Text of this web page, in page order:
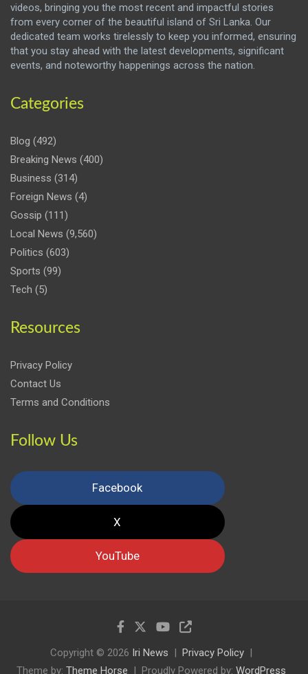
videos, bringing you the most recent and impactful stories
from every corner of the beautiful island of Sri Lanka. Our
dedicated team works tirelessly to keep you informed, ensuring
that you stay ahead with the latest developments, significant
events, and noteworthy happenings across the nation.
Categories
Blog (492)
Breaking News (400)
Business (314)
Foreign News (4)
Gossip (111)
Local News (9,560)
Politics (603)
Sports (99)
Tech (5)
Resources
Privacy Policy
Contact Us
Terms and Conditions
Follow Us
Facebook
X
YouTube
Copyright © 2026 Iri News
Privacy Policy
Theme by: Theme Horse Proudly Powered by: WordPress